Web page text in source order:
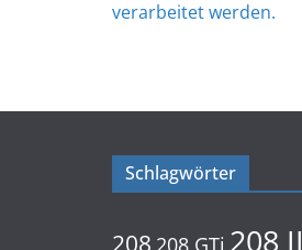
verarbeitet werden.
Schlagwörter
208 208 II